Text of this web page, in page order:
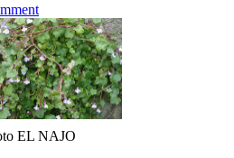
EL NAJO